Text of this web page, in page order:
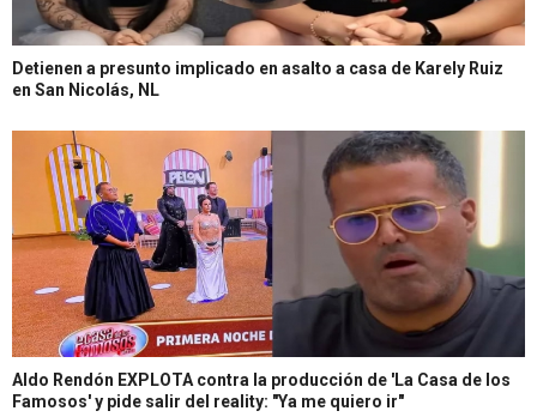
Detienen a presunto implicado en asalto a casa de Karely Ruiz
en San Nicolás, NL
Aldo Rendón EXPLOTA contra la producción de 'La Casa de los
Famosos' y pide salir del reality: "Ya me quiero ir"